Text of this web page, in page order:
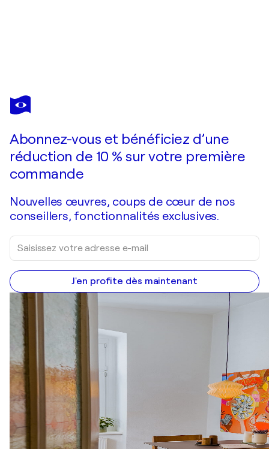
CARLOS PASCUAL
En un momento
Abonnez-vous et bénéficiez d’une
réduction de 10 % sur votre première
commande
Nouvelles œuvres, coups de cœur de nos
conseillers, fonctionnalités exclusives.
J'en profite dès maintenant